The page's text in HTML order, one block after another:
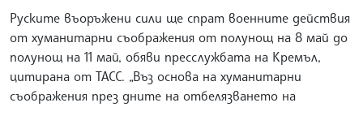
Руските въоръжени сили ще спрат военните действия
от хуманитарни съображения от полунощ на 8 май до
полунощ на 11 май, обяви пресслужбата на Кремъл,
цитирана от ТАСС. „Въз основа на хуманитарни
съображения през дните на отбелязването на